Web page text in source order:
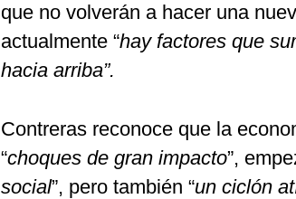
que no volverán a hacer una
actualmente “hay factores que
hacia arriba”.
Contreras reconoce que la
“choques de gran impacto”,
social”, pero también “un ciclón